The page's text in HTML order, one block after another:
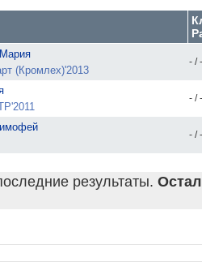
(Кромлех)'2013
- / -
- / -
- / -
результаты.